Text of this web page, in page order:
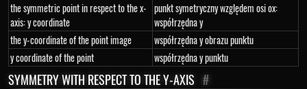
the symmetric point in respect to the x-
axis: y coordinate
punkt symetryczny względem osi ox:
współrzędna y
the y-coordinate of the point image
współrzędna y obrazu punktu
y coordinate of the point
współrzędna y punktu
SYMMETRY WITH RESPECT TO THE Y-AXIS #